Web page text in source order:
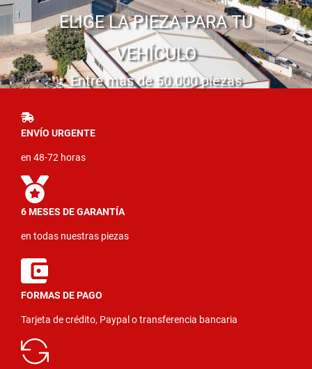
ELIGE LA PIEZA PARA TU
VEHÍCULO
Entre mas de 50.000 piezas
ENVÍO URGENTE
en 48-72 horas
6 MESES DE GARANTÍA
en todas nuestras piezas
FORMAS DE PAGO
Tarjeta de crédito, Paypal o transferencia bancaria